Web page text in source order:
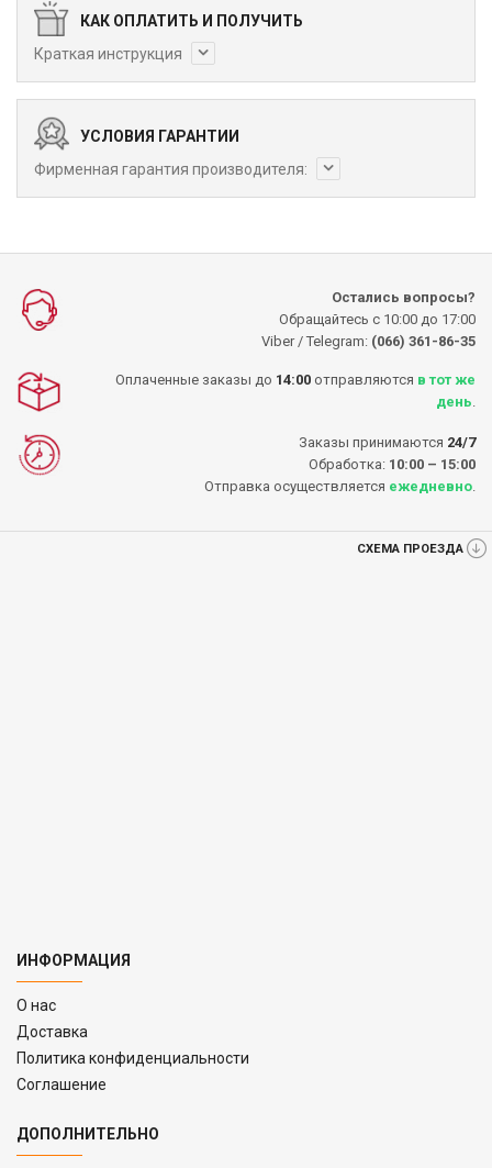
КАК ОПЛАТИТЬ И ПОЛУЧИТЬ
Краткая инструкция
УСЛОВИЯ ГАРАНТИИ
Фирменная гарантия производителя:
Остались вопросы?
Обращайтесь с 10:00 до 17:00
Viber / Telegram: (066) 361-86-35
Оплаченные заказы до 14:00 отправляются в тот же
день
Заказы принимаются 24/7
Обработка: 10:00 – 15:00
Отправка осуществляется ежедневно
СХЕМА ПРОЕЗДА
ИНФОРМАЦИЯ
O нас
Доставка
Политика конфиденциальности
Соглашение
ДОПОЛНИТЕЛЬНО